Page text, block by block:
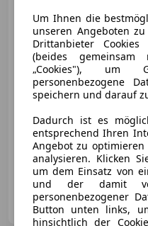
07/2022 110 000 km
Auto Cosma GmbH
AT-4030 Linz
Um Ihnen die
unseren Angeboten
Drittanbieter
(beides gemeinsam
„Cookies"), um
personenbezogene
speichern und darauf
Dadurch ist es
entsprechend Ihren
Angebot zu
analysieren. Klicken
um dem Einsatz von
und der damit
personenbezogener
Button unten links,
hinsichtlich der